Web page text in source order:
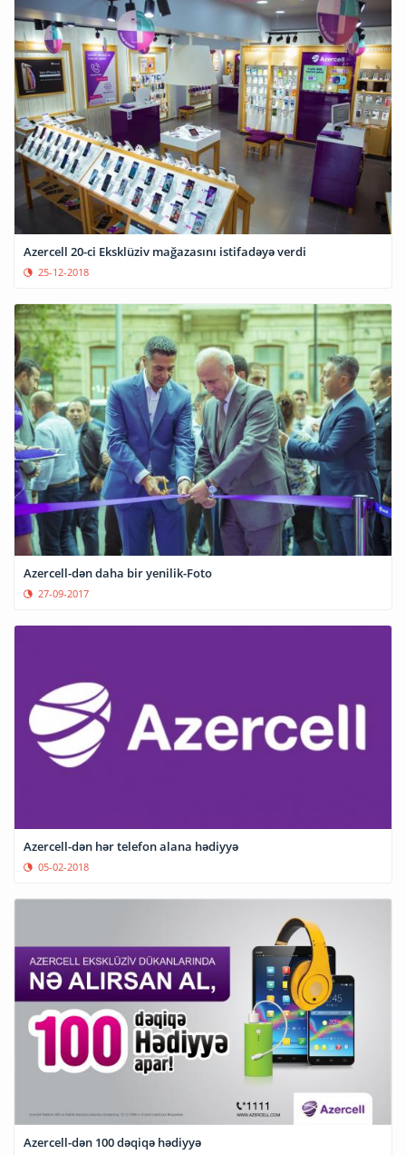
Azercell 20-ci Eksklüziv mağazasını istifadəyə verdi
25-12-2018
Azercell-dən daha bir yenilik-Foto
27-09-2017
Azercell-dən hər telefon alana hədiyyə
05-02-2018
Azercell-dən 100 dəqiqə hədiyyə